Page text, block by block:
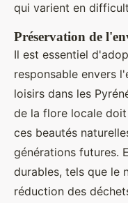
qui varient en
Préservation de
Il est essentiel
responsable envers
loisirs dans les
de la flore locale
ces beautés
générations futures.
durables, tels que le
réduction des